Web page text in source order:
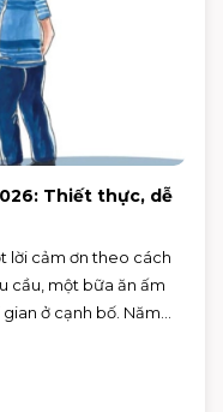
Thiết thực, dễ
lời cảm ơn theo cách
cầu, một bữa ăn ấm
ở cạnh bố. Năm
lên lịch đi chơi, mua